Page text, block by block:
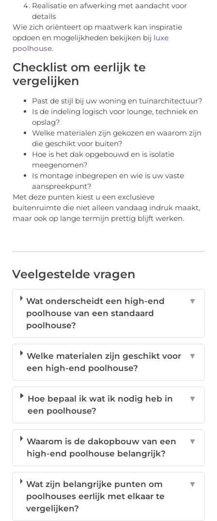
Realisatie en afwerking met aandacht voor
details
Wie zich oriënteert op maatwerk kan inspiratie
opdoen en mogelijkheden bekijken bij luxe
poolhouse.
Checklist om eerlijk te
vergelijken
Past de stijl bij uw woning en tuinarchitectuur?
Is de indeling logisch voor lounge, techniek en
opslag?
Welke materialen zijn gekozen en waarom zijn
die geschikt voor buiten?
Hoe is het dak opgebouwd en is isolatie
meegenomen?
Is montage inbegrepen en wie is uw vaste
aanspreekpunt?
Met deze punten kiest u een exclusieve
buitenruimte die niet alleen vandaag indruk maakt,
maar ook op lange termijn prettig blijft werken.
Veelgestelde vragen
Wat onderscheidt een high-end
poolhouse van een standaard
poolhouse?
▼
Welke materialen zijn geschikt voor
een high-end poolhouse?
▼
Hoe bepaal ik wat ik nodig heb in
een poolhouse?
▼
Waarom is de dakopbouw van een
high-end poolhouse belangrijk?
▼
Wat zijn belangrijke punten om
poolhouses eerlijk met elkaar te
vergelijken?
▼